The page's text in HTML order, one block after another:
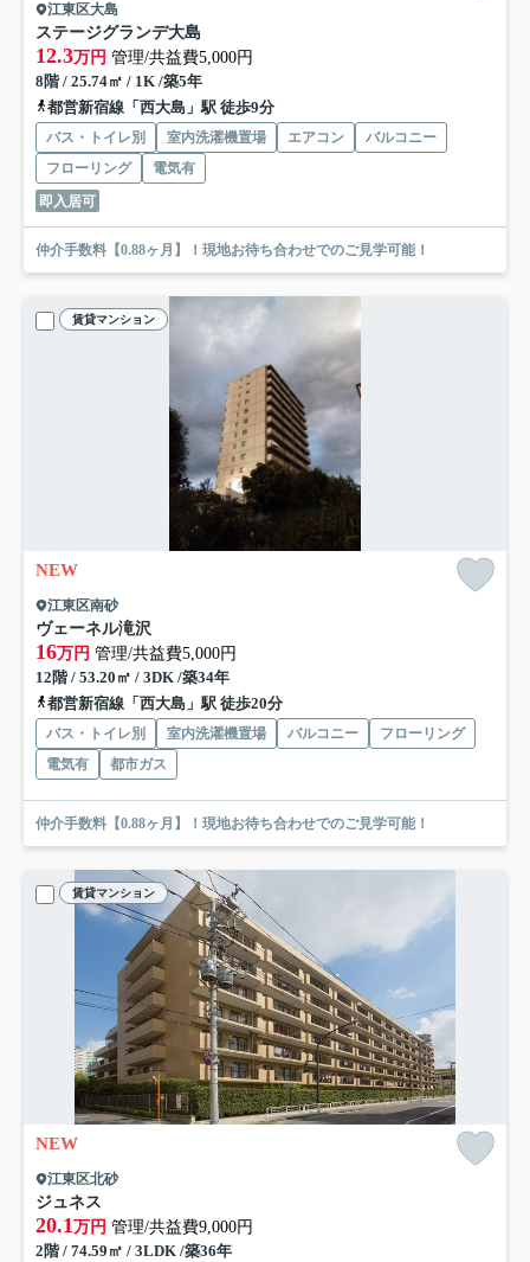
江東区大島
ステージグランデ大島
12.3万円 管理/共益費5,000円
8階 / 25.74㎡ / 1K /築5年
都営新宿線「西大島」駅 徒歩9分
バス・トイレ別 室内洗濯機置場 エアコン
バルコニー
フローリング
電気有
即入居可
仲介手数料【0.88ヶ月】！現地お待ち合わせでのご見学可能！
賃貸マンション
NEW
江東区南砂
ヴェーネル滝沢
16万円 管理/共益費5,000円
12階 / 53.20㎡ / 3DK /築34年
都営新宿線「西大島」駅 徒歩20分
バス・トイレ別 室内洗濯機置場 バルコニー
フローリング
電気有
都市ガス
仲介手数料【0.88ヶ月】！現地お待ち合わせでのご見学可能！
賃貸マンション
NEW
江東区北砂
ジュネス
20.1万円 管理/共益費9,000円
2階 / 74.59㎡ / 3LDK /築36年